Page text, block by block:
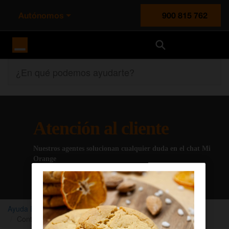
Autónomos
900 815 762
Atención al cliente
Nuestros agentes solucionan cualquier duda en el chat Mi
Orange
Chatear con un agente
Ayuda Empresas Orange TV
Configurar Orange TV
Control parental Orange TV